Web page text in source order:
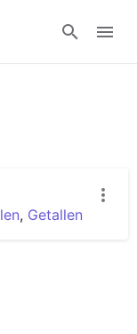
, Getallen